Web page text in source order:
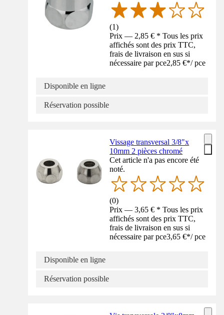
(1)
Prix — 2,85 € * Tous les prix
affichés sont des prix TTC,
frais de livraison en sus si
nécessaire par pce2,85 €*/ pce
Disponible en ligne
Réservation possible
Vissage transversal 3/8"x
10mm 2 pièces chromé
Cet article n'a pas encore été
noté.
(0)
Prix — 3,65 € * Tous les prix
affichés sont des prix TTC,
frais de livraison en sus si
nécessaire par pce3,65 €*/ pce
Disponible en ligne
Réservation possible